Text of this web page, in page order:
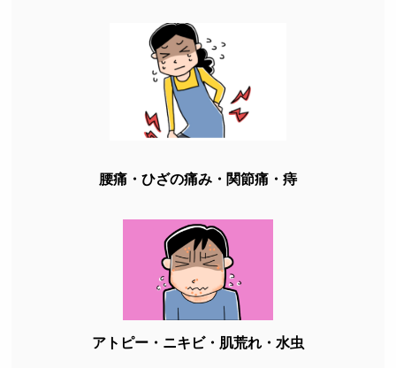
腰痛・ひざの痛み・関節痛・痔
アトピー・ニキビ・肌荒れ・水虫